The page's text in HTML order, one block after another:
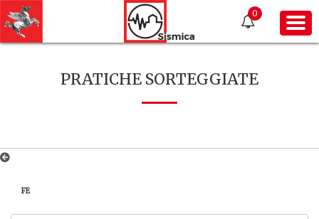
0
PRATICHE SORTEGGIATE
FE